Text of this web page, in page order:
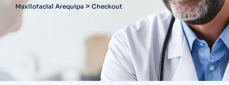
Maxilofacial Arequipa > Checkout